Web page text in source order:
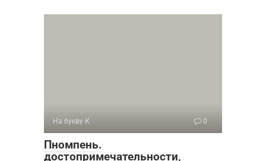
На букву К 0
Пномпень.
достопримечательности,